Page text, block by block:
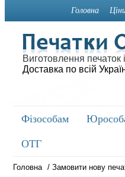
Головна
Виготовлення печаток
Доставка по всій
Фізособам
Фізособам
ОТГ
ОТГ
Головна /Замовити нову